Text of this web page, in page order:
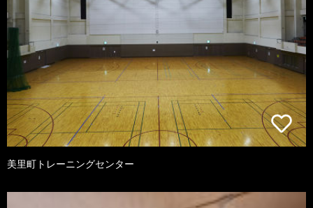
美里町トレーニングセンター